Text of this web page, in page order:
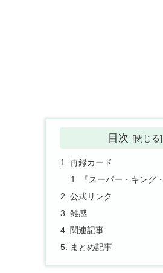
目次
再録カード
『スーパー・キング
公式リンク
雑感
関連記事
まとめ記事